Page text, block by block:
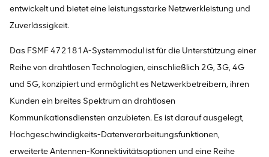
entwickelt und bietet eine leistungsstarke Netzwerkleistung und
Zuverlässigkeit.
Das FSMF 472181A-Systemmodul ist für die Unterstützung einer
Reihe von drahtlosen Technologien, einschließlich 2G, 3G, 4G
und 5G, konzipiert und ermöglicht es Netzwerkbetreibern, ihren
Kunden ein breites Spektrum an drahtlosen
Kommunikationsdiensten anzubieten. Es ist darauf ausgelegt,
Hochgeschwindigkeits-Datenverarbeitungsfunktionen,
erweiterte Antennen-Konnektivitätsoptionen und eine Reihe